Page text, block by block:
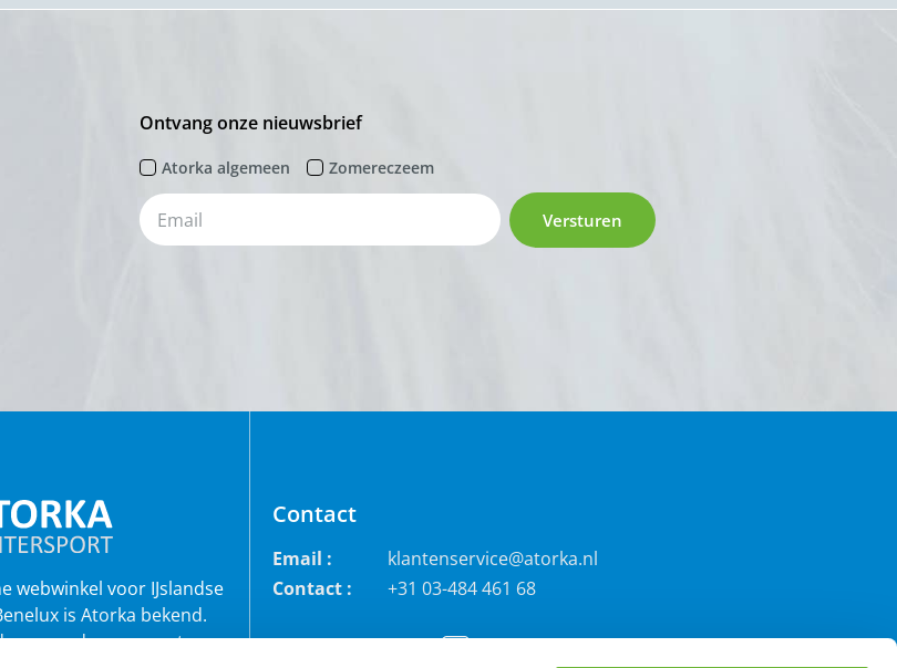
Ontvang onze nieuwsbrief
Atorka algemeen Zomereczeem
Versturen
webwinkel voor IJslandse
is Atorka bekend.
paardenrassen staan
Contact
Email :
klantenservice@atorka.nl
Contact :
+31 03-484 461 68